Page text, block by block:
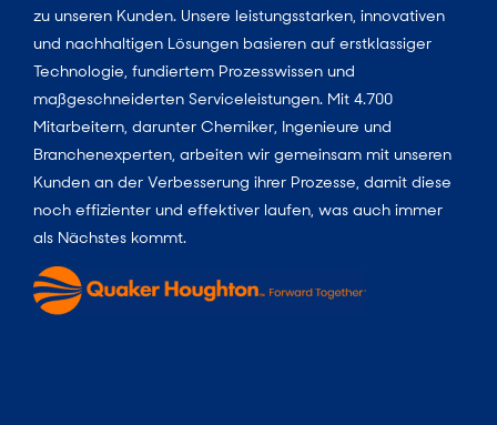
zu unseren Kunden. Unsere leistungsstarken, innovativen
und nachhaltigen Lösungen basieren auf erstklassiger
Technologie, fundiertem Prozesswissen und
maßgeschneiderten Serviceleistungen. Mit 4.700
Mitarbeitern, darunter Chemiker, Ingenieure und
Branchenexperten, arbeiten wir gemeinsam mit unseren
Kunden an der Verbesserung ihrer Prozesse, damit diese
noch effizienter und effektiver laufen, was auch immer
als Nächstes kommt.